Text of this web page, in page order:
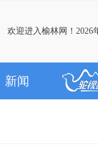
欢迎进入榆林网！2026
新闻